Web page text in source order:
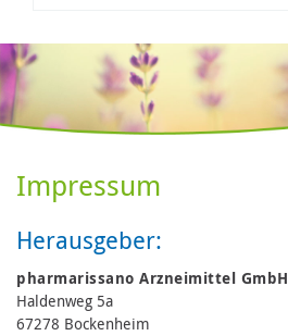
Impressum
Herausgeber:
pharmarissano Arzneimittel GmbH
Haldenweg 5a
67278 Bockenheim